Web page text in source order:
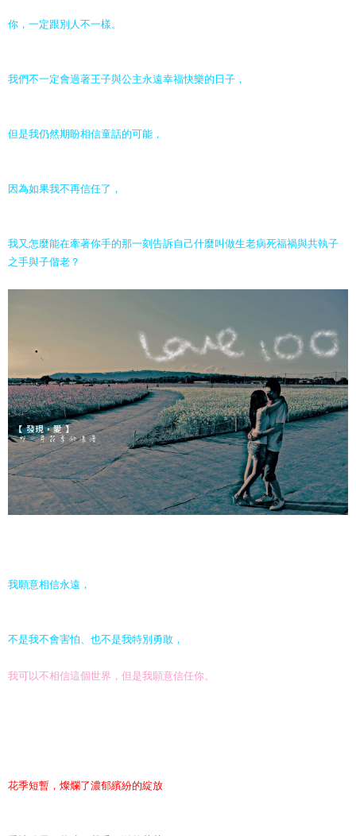
你，一定跟別人不一樣。
我們不一定會過著王子與公主永遠幸福快樂的日子，
但是我仍然期盼相信童話的可能，
因為如果我不再信任了，
我又怎麼能在牽著你手的那一刻告訴自己什麼叫做生老病死福禍與共執子
之手與子偕老？
我願意相信永遠，
不是我不會害怕、也不是我特別勇敢，
我可以不相信這個世界，但是我願意信任你。
花季短暫，燦爛了濃郁繽紛的綻放